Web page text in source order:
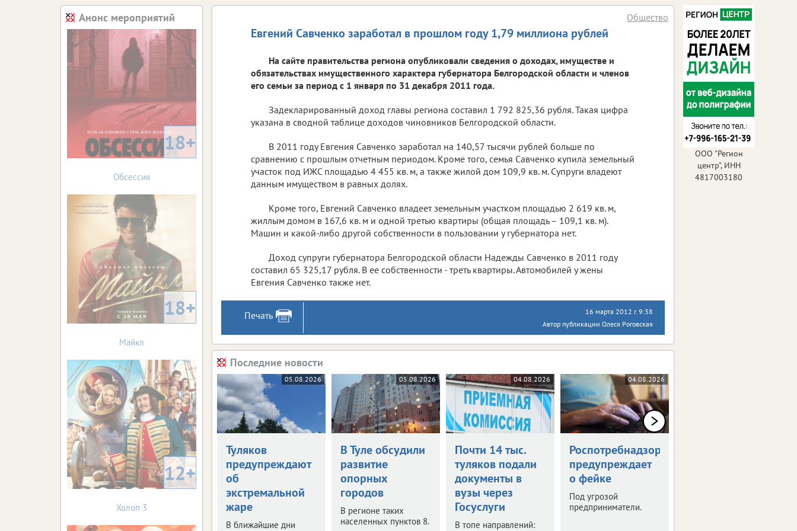
Евгений Савченко заработал в прошлом году 1,79 миллиона рублей
Общество
На сайте правительства региона опубликовали сведения о доходах, имуществе и
обязательствах имущественного характера губернатора Белгородской области и членов
его семьи за период с 1 января по 31 декабря 2011 года.
Задекларированный доход главы региона составил 1 792 825,36 рубля. Такая цифра
указана в сводной таблице доходов чиновников Белгородской области.
В 2011 году Евгения Савченко заработал на 140,57 тысячи рублей больше по
сравнению с прошлым отчетным периодом. Кроме того, семья Савченко купила земельный
участок под ИЖС площадью 4 455 кв. м, а также жилой дом 109,9 кв. м. Супруги владеют
данным имуществом в равных долях.
Кроме того, Евгений Савченко владеет земельным участком площадью 2 619 кв. м,
жиллым домом в 167,6 кв. м и одной третью квартиры (общая площадь – 109,1 кв. м).
Машин и какой-либо другой собственности в пользовании у губернатора нет.
Доход супруги губернатора Белгородской области Надежды Савченко в 2011 году
составил 65 325,17 рубля. В ее собственности - треть квартиры. Автомобилей у жены
Евгения Савченко также нет.
Печать
16 марта 2012 г. 9:38
Автор публикации Олеся Роговская
Последние новости
05.08.2026
Туляков
предупреждают
об
экстремальной
жаре
В ближайшие дни
05.08.2026
В Туле обсудили
развитие
опорных
городов
В регионе таких
населенных пунктов 8.
04.08.2026
Почти 14 тыс.
туляков подали
документы в
вузы через
Госуслуги
В топе направлений:
04.08.2026
Роспотребнадзор
предупреждает
о фейке
Под угрозой
предприниматели.
Анонс мероприятий
18+
Обсессия
18+
Майкл
12+
Холоп 3
ООО "Регион
центр", ИНН
4817003180